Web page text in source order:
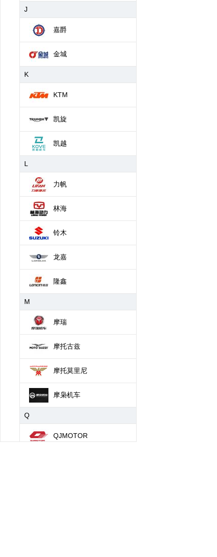
J
嘉爵
金城
K
KTM
凯旋
凯越
L
力帆
林海
铃木
龙嘉
隆鑫
M
摩瑞
摩托古兹
摩托莫里尼
摩枭机车
Q
QJMOTOR